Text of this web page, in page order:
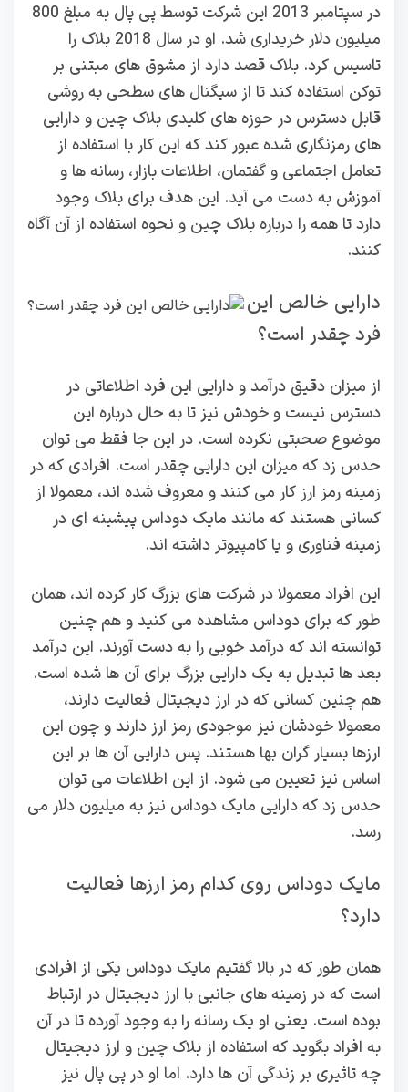
در سپتامبر 2013 این شرکت توسط پی پال به مبلغ 800
میلیون دلار خریداری شد. او در سال 2018 بلاک را
تاسیس کرد. بلاک قصد دارد از مشوق‌ های مبتنی بر
توکن استفاده کند تا از سیگنال‌ های سطحی به روشی
قابل دسترس در حوزه ‌های کلیدی بلاک چین و دارایی‌
های رمزنگاری شده عبور کند که این کار با استفاده از
تعامل اجتماعی و گفتمان، اطلاعات بازار، رسانه ‌ها و
آموزش به دست می آید. این هدف برای بلاک وجود
دارد تا همه را درباره بلاک چین و نحوه استفاده از آن آگاه
کنند.
دارایی خالص این
فرد چقدر است؟
از میزان دقیق درآمد و دارایی این فرد اطلاعاتی در
دسترس نیست و خودش نیز تا به حال درباره این
موضوع صحبتی نکرده است. در این جا فقط می توان
حدس زد که میزان این دارایی چقدر است. افرادی که در
زمینه رمز ارز کار می کنند و معروف شده اند، معمولا از
کسانی هستند که مانند مایک دوداس پیشینه ای در
زمینه فناوری و یا کامپیوتر داشته اند.
این افراد معمولا در شرکت های بزرگ کار کرده اند، همان
طور که برای دوداس مشاهده می کنید و هم چنین
توانسته اند که درآمد خوبی را به دست آورند. این درآمد
بعد ها تبدیل به یک دارایی بزرگ برای آن ها شده است.
هم چنین کسانی که در ارز دیجیتال فعالیت دارند،
معمولا خودشان نیز موجودی رمز ارز دارند و چون این
ارزها بسیار گران بها هستند. پس دارایی آن ها بر این
اساس نیز تعیین می شود. از این اطلاعات می توان
حدس زد که دارایی مایک دوداس نیز به میلیون دلار می
رسد.
مایک دوداس روی کدام رمز ارزها فعالیت
دارد؟
همان طور که در بالا گفتیم مایک دوداس یکی از افرادی
است که در زمینه های جانبی با ارز دیجیتال در ارتباط
بوده است. یعنی او یک رسانه را به وجود آورده تا در آن
به افراد بگوید که استفاده از بلاک چین و ارز دیجیتال
چه تاثیری بر زندگی آن ها دارد. اما او در پی پال نیز